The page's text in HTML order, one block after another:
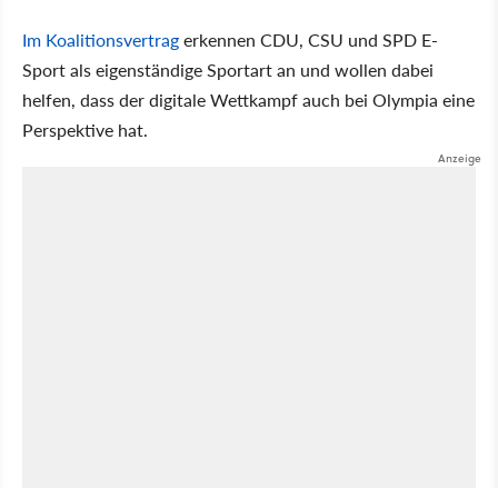
Im Koalitionsvertragerkennen CDU, CSU und SPD E-
Sport als eigenständige Sportart an und wollen dabei
helfen, dass der digitale Wettkampf auch bei Olympia eine
Perspektive hat.